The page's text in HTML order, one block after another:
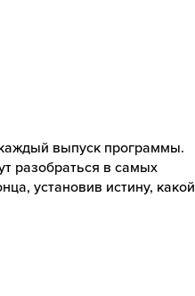
выпуск программы.
разобраться в самых
установив истину, какой